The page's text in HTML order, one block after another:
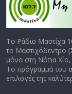
Το Ράδιο Μαστίχα
το Μαστιχόδεντρο
μόνο στη Νότια
Το πρόγραμμά του
επιλογές της